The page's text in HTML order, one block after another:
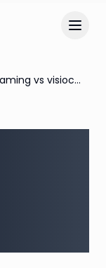
Live Streaming vs visioconférence : bien comprendre les différences